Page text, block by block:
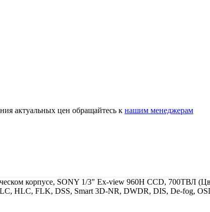
актуальных цен обращайтесь к нашим менеджерам
корпусе, SONY 1/3" Ex-view 960H CCD, 700ТВЛ
HLC, FLK, DSS, Smart 3D-NR, DWDR, DIS, De-fog,